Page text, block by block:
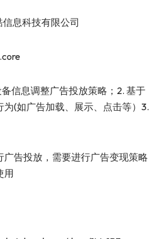
息科技有限公司
信息调整广告投放策略；2. 基于
(如广告加载、展示、点击等）3.
告投放，需要进行广告变现策略
用